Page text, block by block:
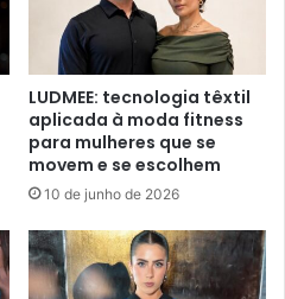
LUDMEE: tecnologia têxtil
aplicada à moda fitness
para mulheres que se
movem e se escolhem
10 de junho de 2026